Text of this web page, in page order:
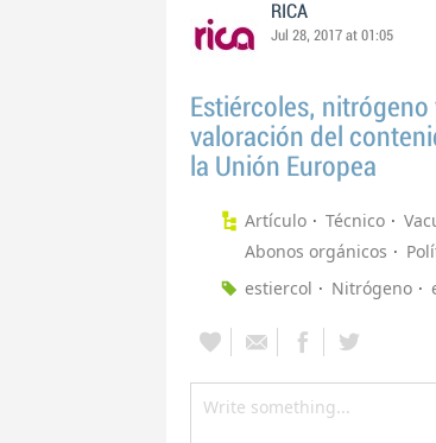
RICA
Jul 28, 2017 at 01:05
Estiércoles, nitrógeno
valoración del
la Unión Europea
Artículo Técnico
Abonos orgánicos
estiercol
Nitrógeno